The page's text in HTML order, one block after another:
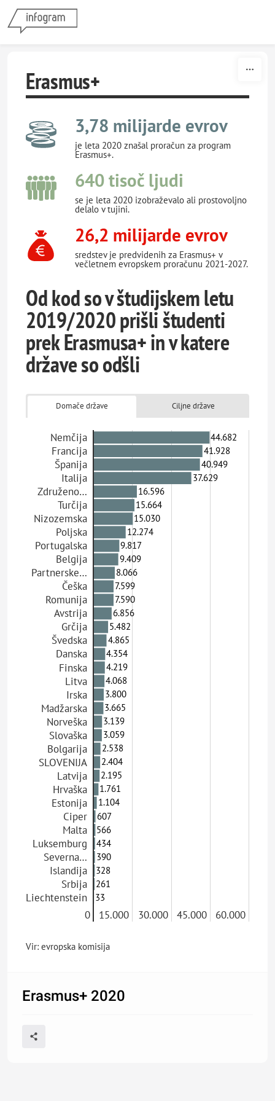
Erasmus+
3,78 milijarde evrov
je leta 2020 znašal proračun za program
Erasmus+.
640 tisoč ljudi
se je leta 2020 izobraževalo ali prostovoljno
delalo v tujini.
26,2 milijarde evrov
sredstev je predvidenih za Erasmus+ v
večletnem evropskem proračunu 2021-2027.
Od kod so v študijskem letu
2019/2020 prišli študenti
prek Erasmusa+ in v katere
države so odšli
Domače države Ciljne države
Nemčija
Francija
Španija
Italija
Združeno…
Turčija
Nizozemska
Poljska
Portugalska
Belgija
Partnerske…
Češka
Romunija
Avstrija
Grčija
Švedska
Danska
Finska
Litva
Irska
Madžarska
Norveška
Slovaška
Bolgarija
SLOVENIJA
Latvija
Hrvaška
Estonija
Ciper
Malta
Luksemburg
Severna…
Islandija
Srbija
Liechtenstein
0 15.000 30.000 45.000 60.000
44.682
41.928
40.949
37.629
16.596
15.664
15.030
12.274
9.817
9.409
8.066
7.599
7.590
6.856
5.482
4.865
4.354
4.219
4.068
3.800
3.665
3.139
3.059
2.538
2.404
2.195
1.761
1.104
607
566
434
390
328
261
33
Vir: evropska komisija
Erasmus+ 2020